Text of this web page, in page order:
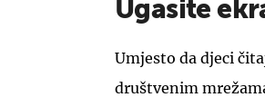
Ugasite
Umjesto da djeci
društvenim